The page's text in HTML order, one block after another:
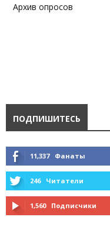
Архив опросов
ПОДПИШИТЕСЬ
11,337 Фанаты
246 Читатели
1,560 Подписчики